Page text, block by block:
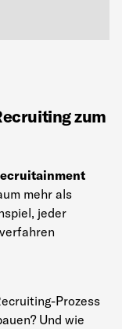
zum
mehr als
jeder
Prozess
Und wie